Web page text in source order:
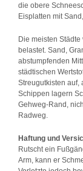
die obere
Eisplatten mit
Die meisten
belastet. Sand,
abstumpfenden
städtischen
Streugutkisten auf,
Schippen lagern
Gehweg-Rand,
Radweg.
Haftung und
Rutscht ein
Arm, kann er